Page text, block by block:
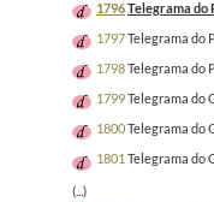
1796Telegrama do
1797Telegrama do
1798Telegrama do
1799Telegrama do
1800Telegrama do
1801 Telegrama do
(...)